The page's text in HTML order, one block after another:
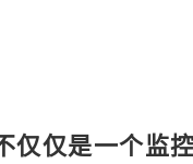
仅仅是一个监